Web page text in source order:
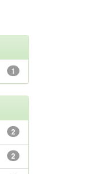
1
2
2